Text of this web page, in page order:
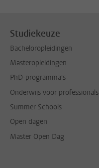
Studiekeuze
Bacheloropleidingen
Masteropleidingen
PhD-programma's
Onderwijs voor professionals
Summer Schools
Open dagen
Master Open Dag